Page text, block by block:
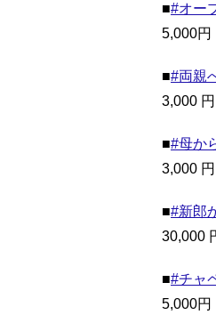
■#オー
5,000円
■#両親
3,000
■#母か
3,000
■#新郎
30,000
■#チャ
5,000円